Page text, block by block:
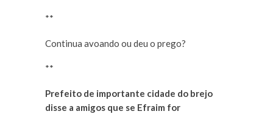
**
Continua avoando ou deu o prego?
**
Prefeito de importante cidade do brejo
disse a amigos que se Efraim for